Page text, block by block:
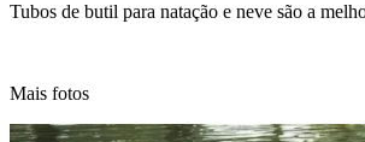
Tubos de butil para natação e neve são a
Mais fotos